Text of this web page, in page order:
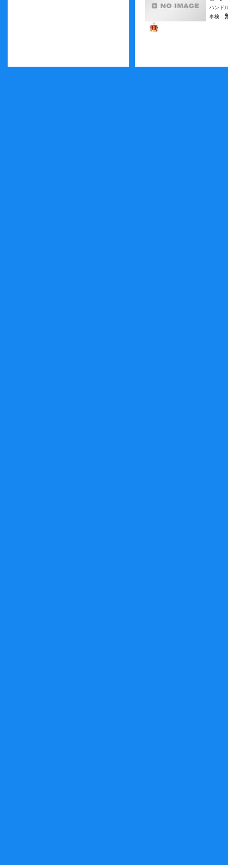
ハンド
車検：